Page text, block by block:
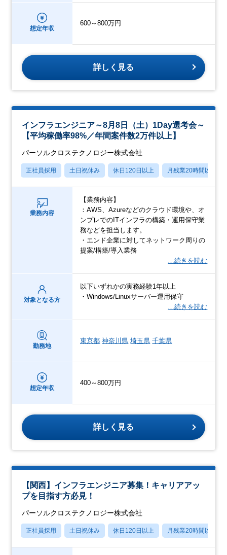
想定年収
600～800万円
詳しく見る
インフラエンジニア～8月8日（土）1Day選考会～
【平均稼働率98%／年間案件数2万件以上】
パーソルクロステクノロジー株式会社
正社員採用 土日祝休み 休日120日以上 月残業20時間以内
業務内容
【業務内容】
：AWS、Azureなどのクラウド環境や、オ
ンプレでのITインフラの構築・運用保守業
務などを担当します。
・エンド企業に対してネットワーク周りの
提案/構築/導入業務
…続きを読む
対象となる方
以下いずれかの実務経験1年以上
・Windows/Linuxサーバー運用保守
…続きを読む
勤務地
東京都 神奈川県 埼玉県 千葉県
想定年収
400～800万円
詳しく見る
【関西】インフラエンジニア募集！キャリアアッ
プを目指す方必見！
パーソルクロステクノロジー株式会社
正社員採用 土日祝休み 休日120日以上 月残業20時間以内